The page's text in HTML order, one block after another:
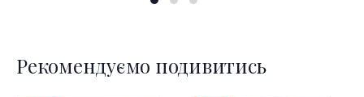
Рекомендуємо подивитись